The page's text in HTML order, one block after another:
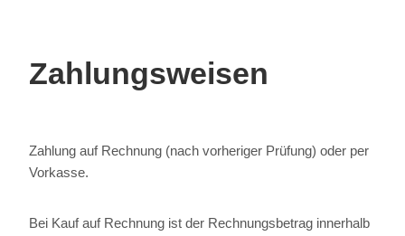
Zahlungsweisen
Zahlung auf Rechnung (nach vorheriger Prüfung) oder per
Vorkasse.
Bei Kauf auf Rechnung ist der Rechnungsbetrag innerhalb